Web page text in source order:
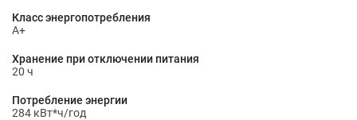
Класс энергопотребления
A+
Хранение при отключении питания
20 ч
Потребление энергии
284 кВт*ч/год